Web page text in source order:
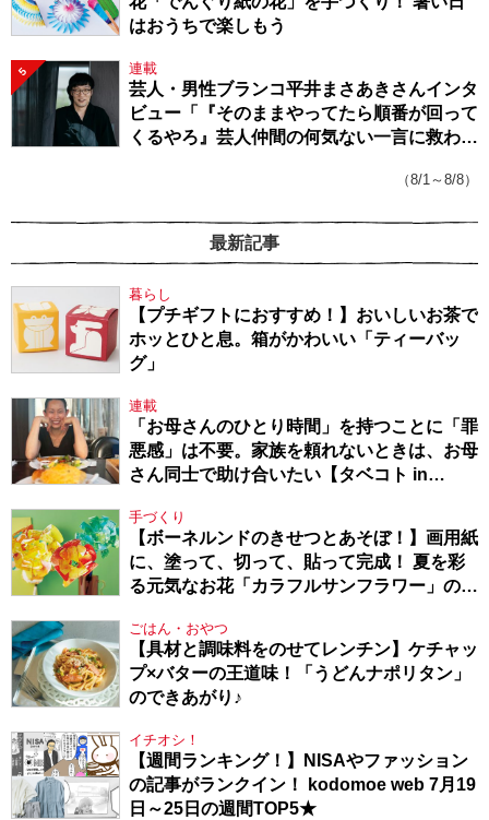
はおうちで楽しもう
5 連載
芸人・男性ブランコ平井まさあきさんインタ
ビュー「『そのままやってたら順番が回って
くるやろ』芸人仲間の何気ない一言に救われ
（8/1～8/8）
最新記事
暮らし
【プチギフトにおすすめ！】おいしいお茶で
ホッとひと息。箱がかわいい「ティーバッ
グ」
連載
「お母さんのひとり時間」を持つことに「罪
悪感」は不要。家族を頼れないときは、お母
さん同士で助け合いたい【タベコト in
手づくり
【ボーネルンドのきせつとあそぼ！】画用紙
に、塗って、切って、貼って完成！ 夏を彩
る元気なお花「カラフルサンフラワー」の作
ごはん・おやつ
【具材と調味料をのせてレンチン】ケチャッ
プ×バターの王道味！「うどんナポリタン」
のできあがり♪
イチオシ！
【週間ランキング！】NISAやファッション
の記事がランクイン！ kodomoe web 7月19
日～25日の週間TOP5★